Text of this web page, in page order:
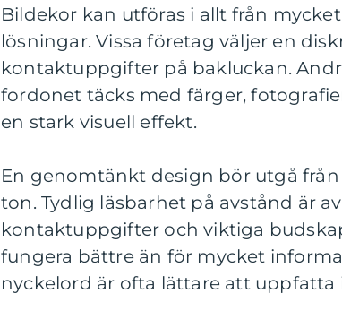
Bildekor kan utföras i allt från
lösningar. Vissa företag väljer en
kontaktuppgifter på bakluckan.
fordonet täcks med färger,
en stark visuell effekt.
En genomtänkt design bör utgå
ton. Tydlig läsbarhet på avstånd är
kontaktuppgifter och viktiga
fungera bättre än för mycket
nyckelord är ofta lättare att